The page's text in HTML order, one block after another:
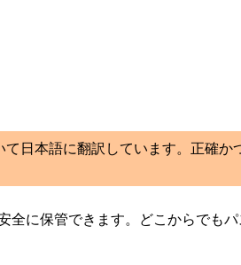
日本語に翻訳しています。正確か
全に保管できます。どこからでも